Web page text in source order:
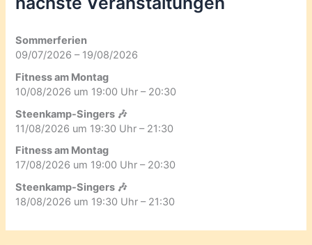
Sommerferien
09/07/2026 – 19/08/2026
Fitness am Montag
10/08/2026 um 19:00 Uhr – 20:30
Steenkamp-Singers 🎶
11/08/2026 um 19:30 Uhr – 21:30
Fitness am Montag
17/08/2026 um 19:00 Uhr – 20:30
Steenkamp-Singers 🎶
18/08/2026 um 19:30 Uhr – 21:30